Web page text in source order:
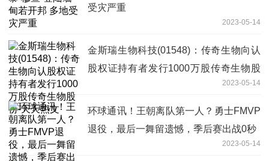
受灾严重
2023-05-14
金斯瑞生物科技(01548)：传奇生物向认
股权证持有者发行1000万股传奇生物股
2023-05-14
环球通讯！王朝离队第一人？勇士FMVP
退役，最后一舞留遗憾，季后赛出战0秒
2023-05-14